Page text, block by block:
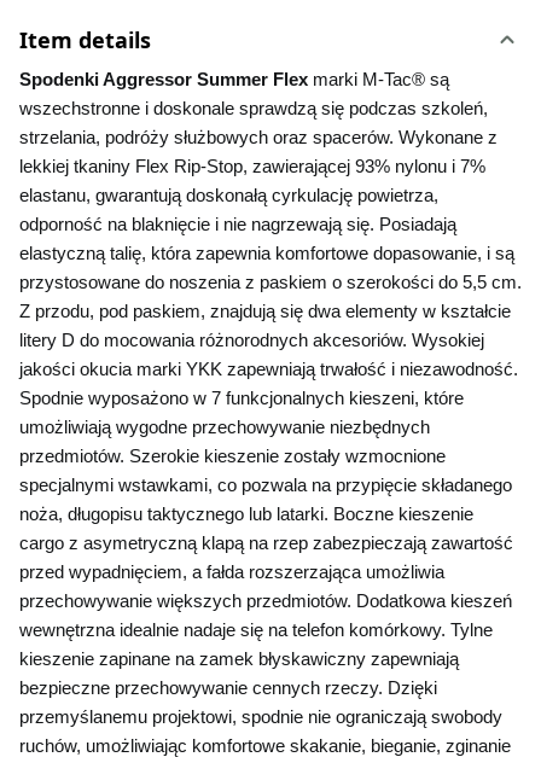
Item details
Spodenki Aggressor Summer Flex marki M-Tac® są
wszechstronne i doskonale sprawdzą się podczas szkoleń,
strzelania, podróży służbowych oraz spacerów. Wykonane z
lekkiej tkaniny Flex Rip-Stop, zawierającej 93% nylonu i 7%
elastanu, gwarantują doskonałą cyrkulację powietrza,
odporność na blaknięcie i nie nagrzewają się. Posiadają
elastyczną talię, która zapewnia komfortowe dopasowanie, i są
przystosowane do noszenia z paskiem o szerokości do 5,5 cm.
Z przodu, pod paskiem, znajdują się dwa elementy w kształcie
litery D do mocowania różnorodnych akcesoriów. Wysokiej
jakości okucia marki YKK zapewniają trwałość i niezawodność.
Spodnie wyposażono w 7 funkcjonalnych kieszeni, które
umożliwiają wygodne przechowywanie niezbędnych
przedmiotów. Szerokie kieszenie zostały wzmocnione
specjalnymi wstawkami, co pozwala na przypięcie składanego
noża, długopisu taktycznego lub latarki. Boczne kieszenie
cargo z asymetryczną klapą na rzep zabezpieczają zawartość
przed wypadnięciem, a fałda rozszerzająca umożliwia
przechowywanie większych przedmiotów. Dodatkowa kieszeń
wewnętrzna idealnie nadaje się na telefon komórkowy. Tylne
kieszenie zapinane na zamek błyskawiczny zapewniają
bezpieczne przechowywanie cennych rzeczy. Dzięki
przemyślanemu projektowi, spodnie nie ograniczają swobody
ruchów, umożliwiając komfortowe skakanie, bieganie, zginanie